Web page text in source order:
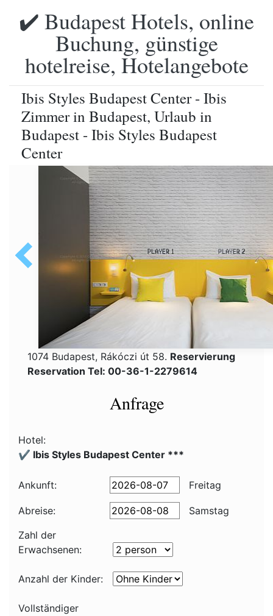
✔️ Budapest Hotels, online
Buchung, günstige
hotelreise, Hotelangebote
Ibis Styles Budapest Center - Ibis
Zimmer in Budapest, Urlaub in
Budapest - Ibis Styles Budapest
Center
1074 Budapest, Rákóczi út 58. Reservierung
Reservation Tel: 00-36-1-2279614
Anfrage
Hotel:
✔️ Ibis Styles Budapest Center ***
Ankunft: Freitag
Abreise:
Samstag
Zahl der
Erwachsenen:
Anzahl der Kinder:
Vollständiger